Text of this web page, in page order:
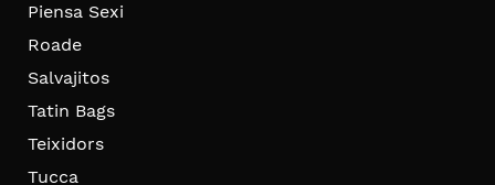
Piensa Sexi
Roade
Salvajitos
Tatin Bags
Teixidors
Tucca